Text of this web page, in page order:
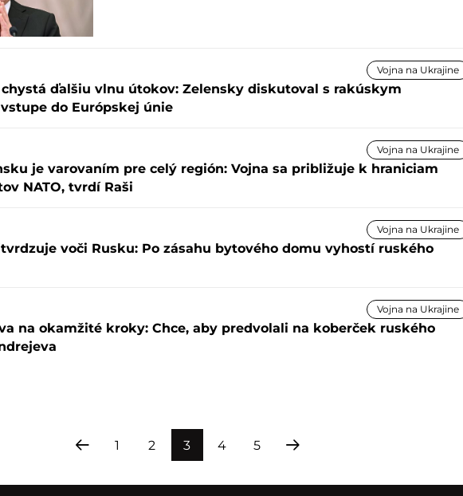
Vojna na Ukrajine
ďalšiu vlnu útokov: Zelensky diskutoval s rakúskym
do Európskej únie
Vojna na Ukrajine
je varovaním pre celý región: Vojna sa približuje k hraniciam
NATO, tvrdí Raši
Vojna na Ukrajine
voči Rusku: Po zásahu bytového domu vyhostí ruského
Vojna na Ukrajine
na okamžité kroky: Chce, aby predvolali na koberček ruského
1 2 3 4 5